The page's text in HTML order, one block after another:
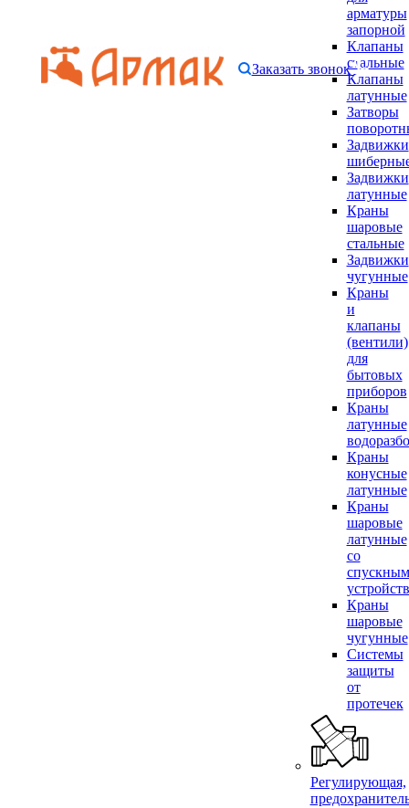
арматуры
запорной
Клапаны
стальные
Клапаны
латунные
Затворы
Задвижки
Задвижки
латунные
Краны
шаровые
стальные
Задвижки
чугунные
Краны
и
клапаны
(вентили)
для
бытовых
приборов
Краны
латунные
Краны
конусные
латунные
Краны
шаровые
латунные
со
спускным
Краны
шаровые
чугунные
Системы
защиты
от
протечек
Регулирующая,
Заказать звонок